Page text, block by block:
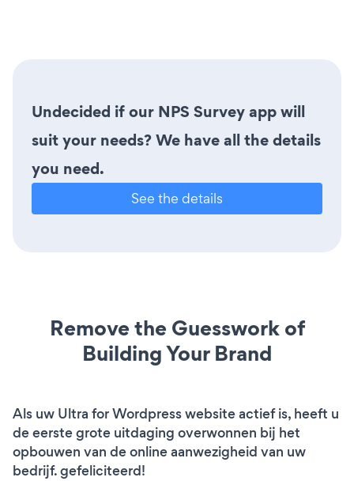
Undecided if our NPS Survey app will
suit your needs? We have all the details
you need.
See the details
Remove the Guesswork of
Building Your Brand
Als uw Ultra for Wordpress website actief is, heeft u
de eerste grote uitdaging overwonnen bij het
opbouwen van de online aanwezigheid van uw
bedrijf. gefeliciteerd!